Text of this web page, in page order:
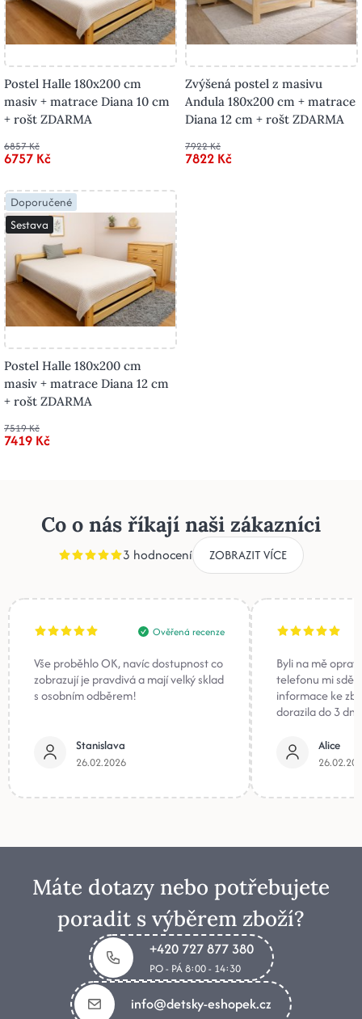
Postel Halle 180x200 cm
masiv + matrace Diana 10 cm
+ rošt ZDARMA
6857 Kč
6757 Kč
Zvýšená postel z masivu
Andula 180x200 cm + matrace
Diana 12 cm + rošt ZDARMA
7922 Kč
7822 Kč
Doporučené
Sestava
Postel Halle 180x200 cm
masiv + matrace Diana 12 cm
+ rošt ZDARMA
7519 Kč
7419 Kč
Co o nás říkají naši zákazníci
3 hodnocení ZOBRAZIT VÍCE
Ověřená recenze
Vše proběhlo OK, navíc dostupnost co
zobrazují je pravdivá a mají velký sklad
s osobním odběrem!
Stanislava
26.02.2026
Byli na mě
telefonu mi
informace ke
dorazila do 3
Alice
Máte dotazy nebo potřebujete
poradit s výběrem zboží?
+420 727 877 380
PO - PÁ 8:00 - 14:30
info@detsky-eshopek.cz